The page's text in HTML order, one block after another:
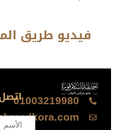
فيديو طريق
01003219980